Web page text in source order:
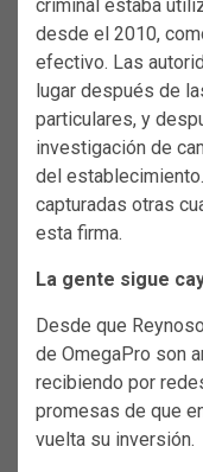
criminal estaba
desde el 2010,
efectivo. Las
lugar después de
particulares, y
investigación de
del
capturadas otras
esta firma.
La gente sigue
Desde que
de OmegaPro son
recibiendo por
promesas de que
vuelta su inversión.